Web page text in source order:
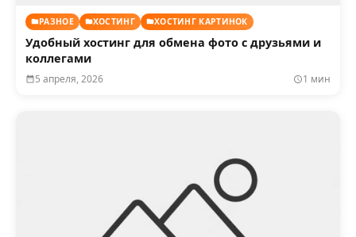
РАЗНОЕ ХОСТИНГ ХОСТИНГ КАРТИНОК
Удобный хостинг для обмена фото с друзьями и
коллегами
5 апреля, 2026 1 мин